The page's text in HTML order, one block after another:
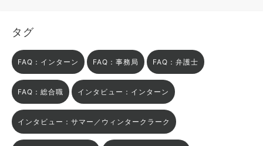
タグ
FAQ：インターン FAQ：事務局 FAQ：弁護士
FAQ：総合職 インタビュー：インターン
インタビュー：サマー／ウィンタークラーク